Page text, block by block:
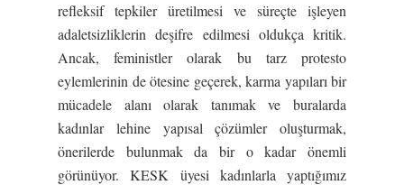
refleksif tepkiler üretilmesi ve süreçte işleyen
adaletsizliklerin deşifre edilmesi oldukça kritik.
Ancak, feministler olarak bu tarz protesto
eylemlerinin de ötesine geçerek, karma yapıları bir
mücadele alanı olarak tanımak ve buralarda
kadınlar lehine yapısal çözümler oluşturmak,
önerilerde bulunmak da bir o kadar önemli
görünüyor. KESK üyesi kadınlarla yaptığımız